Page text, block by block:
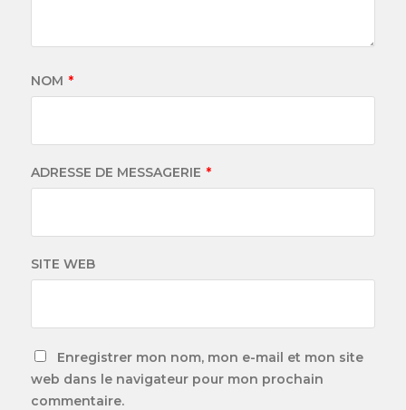
NOM *
ADRESSE DE MESSAGERIE *
SITE WEB
Enregistrer mon nom, mon e-mail et mon site
web dans le navigateur pour mon prochain
commentaire.